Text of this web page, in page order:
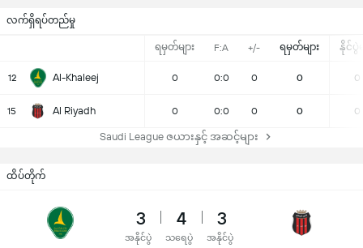
လက်ရှိရပ်တည်မှု
ရမှတ်များ F:A +/- ရမှတ်များ နိုင်ပွဲမ
12 Al-Khaleej 0 0:0 0 0 0
15 Al Riyadh 0 0:0 0 0 0
Saudi League ဇယားနှင့် အဆင့်များ
ထိပ်တိုက်
3
အနိုင်ပွဲ
4
သရေပွဲ
3
အနိုင်ပွဲ